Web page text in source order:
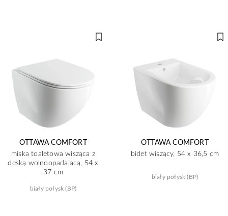
OTTAWA COMFORT
miska toaletowa wisząca z
deską wolnoopadającą, 54 x
37 cm
biały połysk (BP)
OTTAWA COMFORT
bidet wiszący, 54 x 36,5 cm
biały połysk (BP)